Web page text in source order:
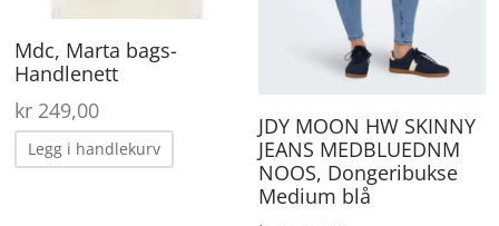
Mdc, Marta bags-
Handlenett
kr249,00
Legg i handlekurv
JDY MOON HW SKINNY
JEANS MEDBLUEDNM
NOOS, Dongeribukse
Medium blå